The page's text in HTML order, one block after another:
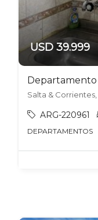
USD 39.999
ARG-220961
DEPARTAMENTOS